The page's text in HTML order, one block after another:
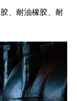
、耐油橡胶、耐